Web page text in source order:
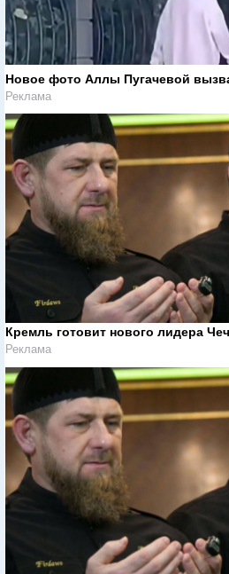
Новое фото Аллы Пугачевой
Реклама
Кремль готовит нового лидера
Реклама